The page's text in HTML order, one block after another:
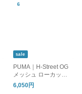
sale
PUMA｜H-Street OG
メッシュ ローカット
スニーカー シューズ
靴 HストリートOG 40
6,050円